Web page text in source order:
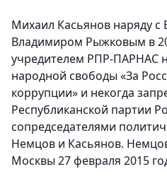
Михаил Касьянов наряду
Владимиром Рыжковым в
учредителем РПР-ПАРНАС
народной свободы «За
коррупции» и некогда
Республиканской партии
сопредседателями
Немцов и Касьянов.
Москвы 27 февраля 2015